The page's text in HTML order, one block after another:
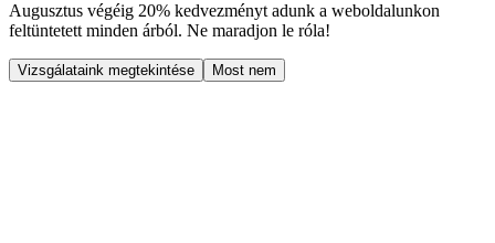
Augusztus végéig 20% kedvezményt adunk a weboldalunkon
feltüntetett minden árból. Ne maradjon le róla!
Vizsgálataink megtekintése Most nem